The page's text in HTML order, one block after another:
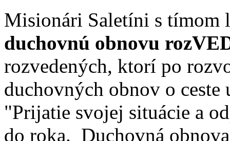
Misionári Saletíni s tímom
duchovnú obnovu
rozvedených, ktorí po
duchovných obnov o
"Prijatie svojej situácie a
do roka. Duchovná